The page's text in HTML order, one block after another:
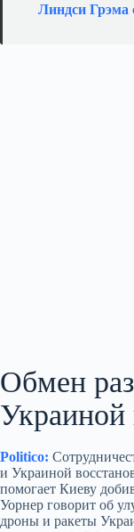
Линдси
Обмен
Украиной
Politico:
и Украиной
помогает Киеву
Уорнер говорит об
дроны и ракеты